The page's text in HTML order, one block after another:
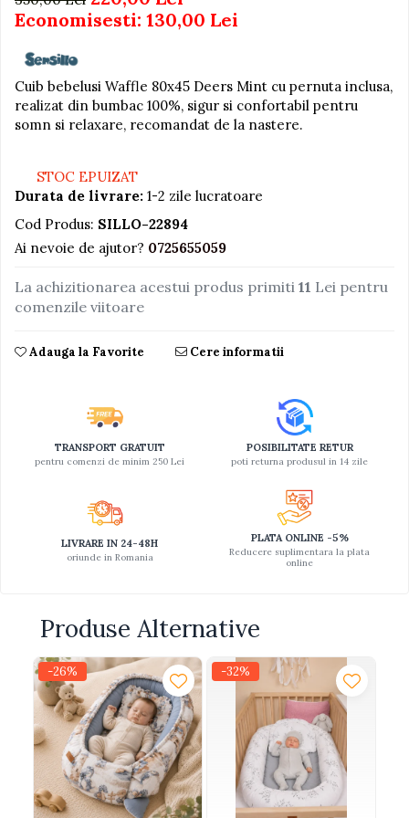
Jucarii educative din lemn
Motociclete
Muzica si instrumente
Pistoale
Proiectoare
Saltelute si centre de activitati
Set Avioane si submarine
Seturi de doctor
Seturi de rufe
Trenulete
Economisesti: 130,00 Lei
Cuib bebelusi Waffle 80x45 Deers Mint cu pernuta inclusa,
realizat din bumbac 100%, sigur si confortabil pentru
somn si relaxare, recomandat de la nastere.
STOC EPUIZAT
Durata de livrare: 1-2 zile lucratoare
Cod Produs: SILLO-22894
Ai nevoie de ajutor? 0725655059
La achizitionarea acestui produs primiti 11 Lei pentru
comenzile viitoare
Adauga la Favorite Cere informatii
TRANSPORT GRATUIT
pentru comenzi de minim 250 Lei
POSIBILITATE RETUR
poti returna produsul in 14 zile
LIVRARE IN 24-48H
oriunde in Romania
PLATA ONLINE -5%
Reducere suplimentara la plata
online
Produse Alternative
-26% -32%